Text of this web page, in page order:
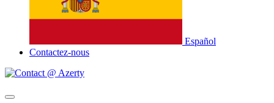
Español
Contactez-nous